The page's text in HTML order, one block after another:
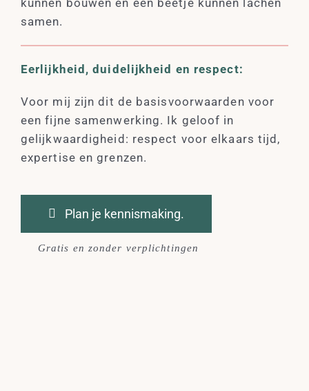
samen.
Eerlijkheid, duidelijkheid en respect:
Voor mij zijn dit de basisvoorwaarden voor
een fijne samenwerking. Ik geloof in
gelijkwaardigheid: respect voor elkaars tijd,
expertise en grenzen.
Plan je kennismaking.
Gratis en zonder verplichtingen